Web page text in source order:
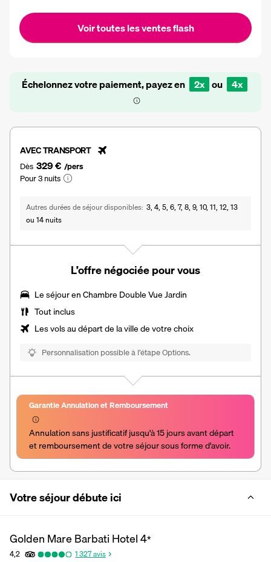
Voir toutes les ventes flash
Échelonnez votre paiement, payez en 2x ou 4x
AVEC TRANSPORT
Dès 329 € /pers
Pour 3 nuits
Autres durées de séjour disponibles 3, 4, 5, 6, 7, 8, 9, 10, 11, 12, 13
ou 14 nuits
L’offre négociée pour vous
Le séjour enChambre Double Vue Jardin
Tout inclus
Les vols au départ de la ville de votre choix
Personnalisation possible à l’étape Options.
Garantie Annulation et Remboursement
Annulation sans justificatif jusqu'à 15 jours avant départ
et remboursement de votre séjour sous forme d'avoir.
Votre séjour débute ici
Golden Mare Barbati Hotel4*
4,2 1 327avis